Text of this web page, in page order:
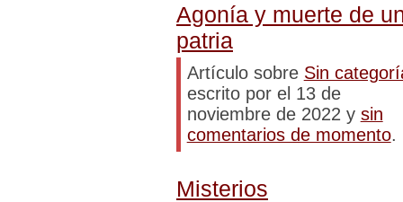
Agonía y muerte de
patria
Artículo sobre Sin
escrito por el 13 de
noviembre de 2022 y sin
comentarios de momento.
Misterios